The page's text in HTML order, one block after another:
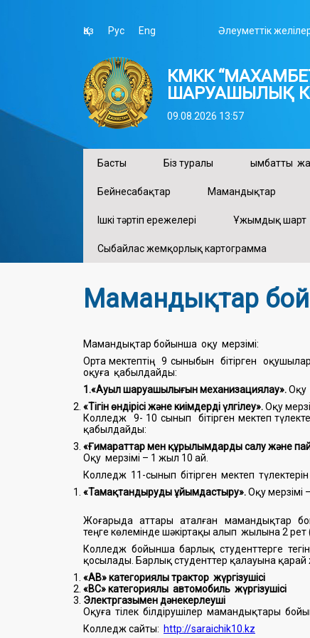
Қаз Рус Eng Әлеуметтік
КМКК
ШАРУАШЫЛЫҚ
09.08.2026 13:57
Басты Біз туралы Қымбатты
Бейнесабақтар Мамандықтар
Ішкі тәртіп ережелері Ұжымдық шарт
Сыбайлас жемқорлық картограмма
Мамандықтар
Мамандықтар бойынша оқу мерзімі:
Орта мектептің 9 сыныбын бітірген
оқуға қабылдайды:
1.«Ауыл шаруашылығын механизациялау».Оқу
«Тігін өндірісі және киімдерді үлгілеу».Оқу
Колледж 9- 10 сынып бітірген мектеп
қабылдайды:
«Ғимараттар мен құрылымдарды салу және
Оқу мерзімі – 1 жыл 10 ай.
Колледж 11-сынып бітірген мектеп
«Тамақтандыруды ұйымдастыру».Оқу мерзімі
Жоғарыда аттары аталған мамандықтар
теңге көлемінде шәкіртақы алып жылына 2
Колледж бойынша барлық студенттерге
қосылады. Барлық студенттер қалауына
«АВ» категориялы трактор жүргізушісі
«ВС» категориялы автомобиль жүргізушісі
Электргазымен дәнекерлеуші
Оқуға тілек білдірушілер мамандықтары
Колледж сайты: http://saraichik10.kz